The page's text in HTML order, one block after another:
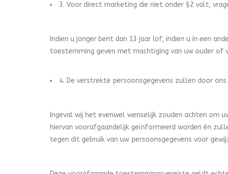
3. Voor direct marketing die niet onder §2 valt,
Indien u jonger bent dan 13 jaar (of, indien u in een
toestemming geven met machtiging van uw ouder of
4. De verstrekte persoonsgegevens zullen door
Ingeval wij het evenwel wenselijk zouden achten om
hiervan voorafgaandelijk geïnformeerd worden én
tegen dit gebruik van uw persoonsgegevens voor